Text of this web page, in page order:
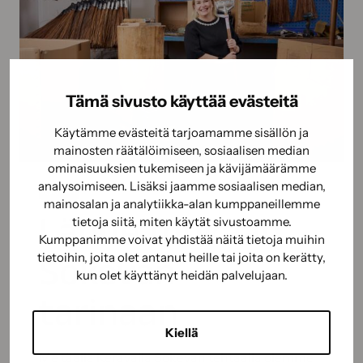
Tämä sivusto käyttää evästeitä
Käytämme evästeitä tarjoamamme sisällön ja
mainosten räätälöimiseen, sosiaalisen median
ominaisuuksien tukemiseen ja kävijämäärämme
analysoimiseen. Lisäksi jaamme sosiaalisen median,
mainosalan ja analytiikka-alan kumppaneillemme
tietoja siitä, miten käytät sivustoamme.
Kumppanimme voivat yhdistää näitä tietoja muihin
tietoihin, joita olet antanut heille tai joita on kerätty,
kun olet käyttänyt heidän palvelujaan.
Kiellä
KAIKKI
Lähde mukaan
Sokevan
tarinaan
Me täällä Keravalla Sokevan tehtaalla olemme